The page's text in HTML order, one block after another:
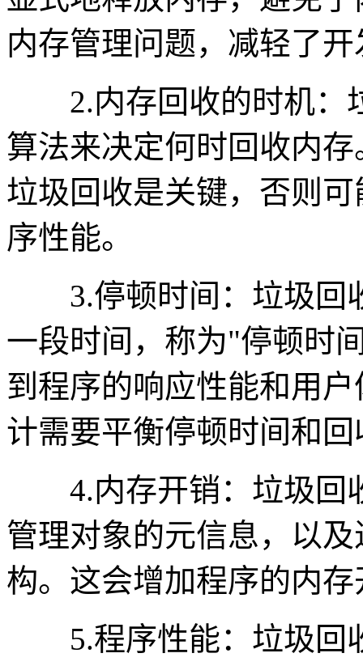
内存管理问题，减轻了
2.内存回收的时机：
算法来决定何时回收内
垃圾回收是关键，否则
序性能。
3.停顿时间：垃圾回
一段时间，称为"停顿时
到程序的响应性能和用
计需要平衡停顿时间和
4.内存开销：垃圾回
管理对象的元信息，以
构。这会增加程序的内存
5.程序性能：垃圾回